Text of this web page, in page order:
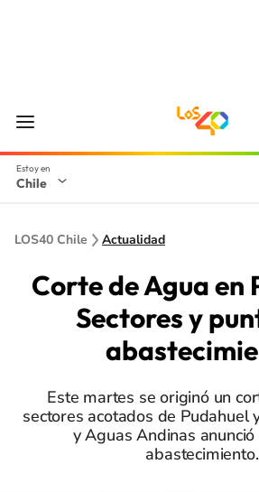
Chile
LOS40 Chile Actualidad
Corte de Agua en
Sectores y
Este martes se originó un
sectores acotados de Pudahuel
y Aguas Andinas
abastecimiento.